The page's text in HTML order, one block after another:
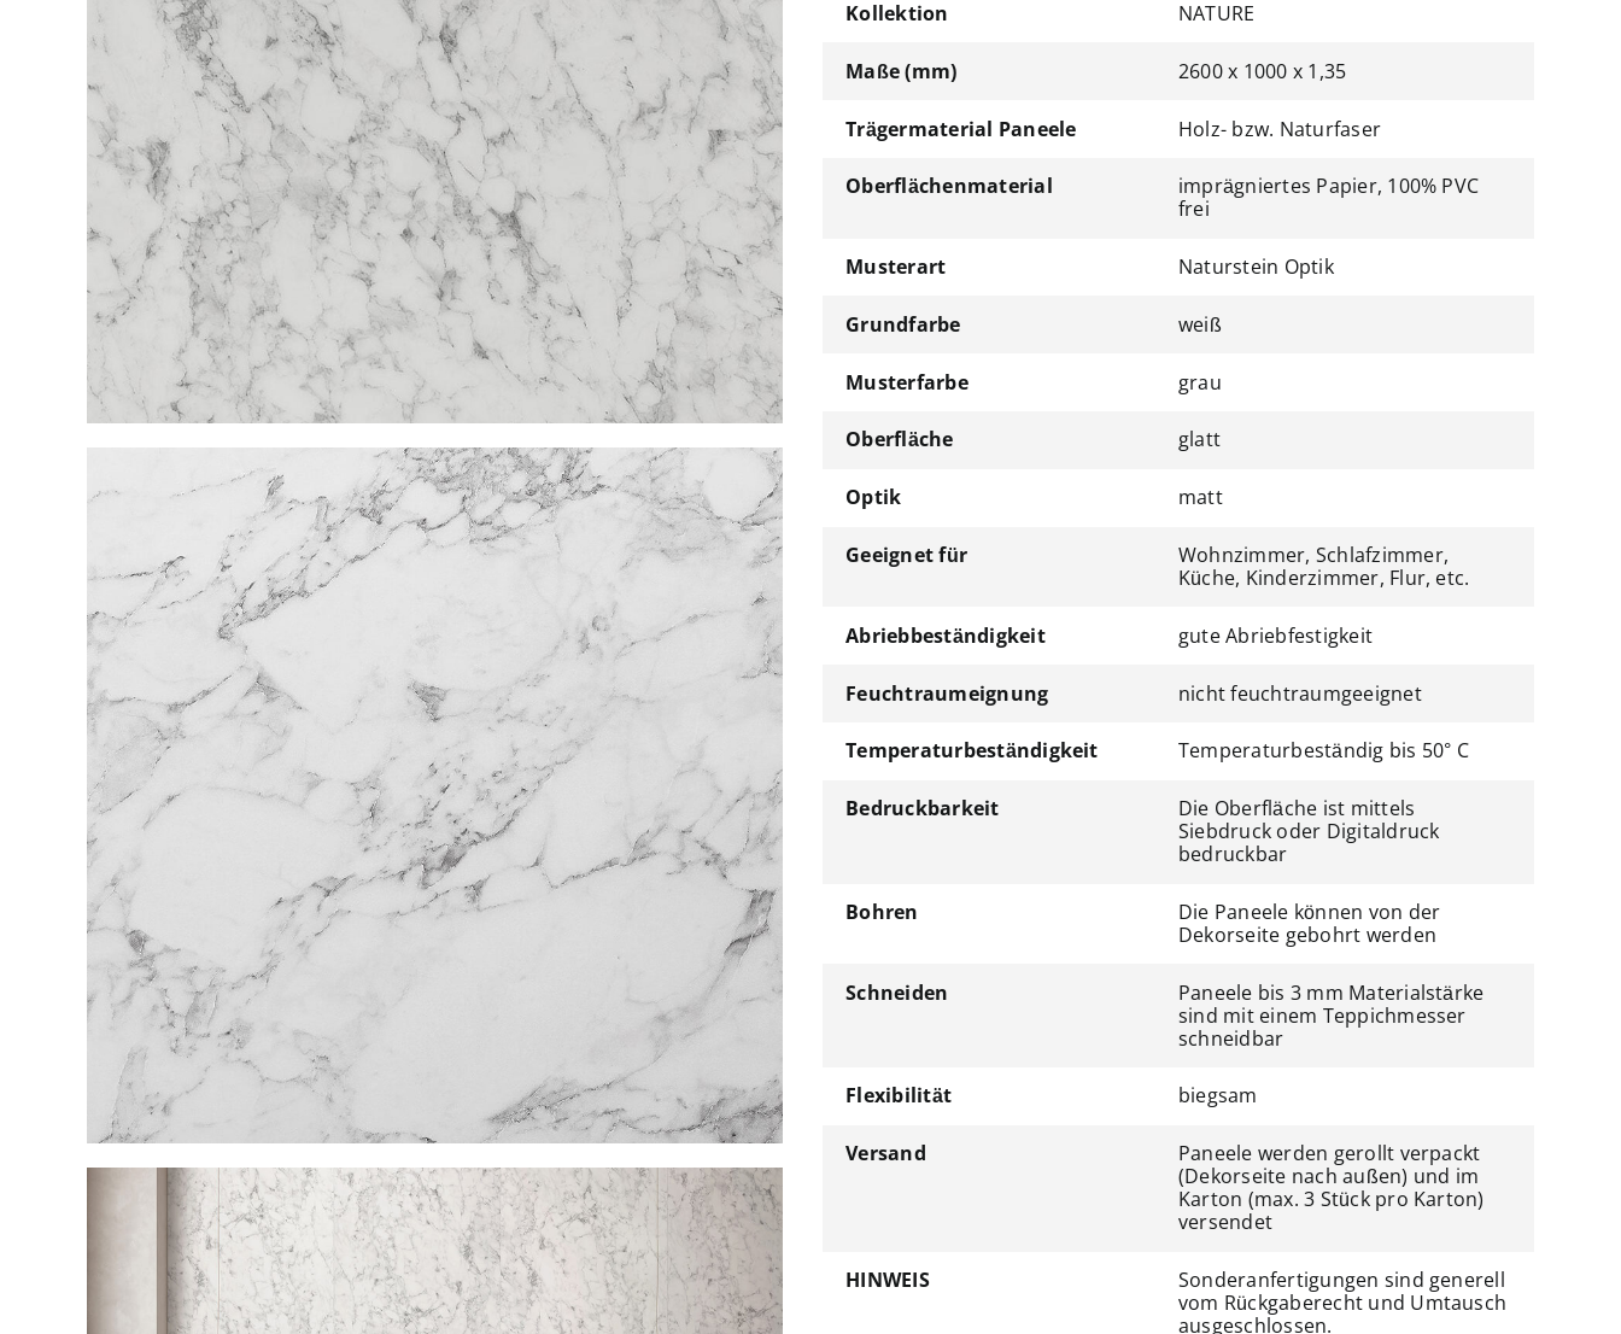
Kollektion NATURE
Maße (mm) 2600 x 1000 x 1,35
Trägermaterial Paneele Holz- bzw. Naturfaser
Oberflächenmaterial
imprägniertes Papier, 100% PVC
frei
Musterart Naturstein Optik
Grundfarbe weiß
Musterfarbe grau
Oberfläche glatt
Optik matt
Geeignet für
Wohnzimmer, Schlafzimmer,
Küche, Kinderzimmer, Flur, etc.
Abriebbeständigkeit gute Abriebfestigkeit
Feuchtraumeignung nicht feuchtraumgeeignet
Temperaturbeständigkeit Temperaturbeständig bis 50° C
Bedruckbarkeit
Die Oberfläche ist mittels
Siebdruck oder Digitaldruck
bedruckbar
Bohren
Die Paneele können von der
Dekorseite gebohrt werden
Schneiden
Paneele bis 3 mm Materialstärke
sind mit einem Teppichmesser
schneidbar
Flexibilität biegsam
Versand
Paneele werden gerollt verpackt
(Dekorseite nach außen) und im
Karton (max. 3 Stück pro Karton)
versendet
HINWEIS
Sonderanfertigungen sind generell
vom Rückgaberecht und Umtausch
ausgeschlossen.